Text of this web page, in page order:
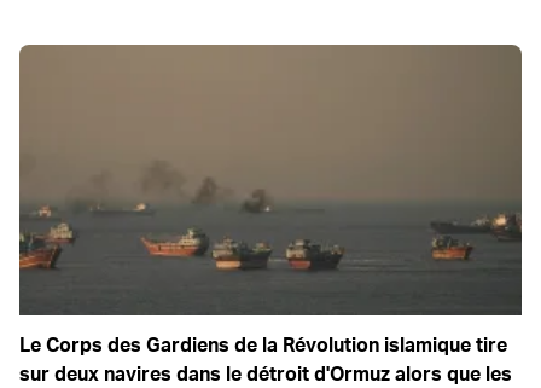
Le Corps des Gardiens de la Révolution islamique tire
sur deux navires dans le détroit d'Ormuz alors que les